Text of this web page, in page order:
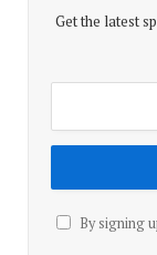
Get the latest
By signing